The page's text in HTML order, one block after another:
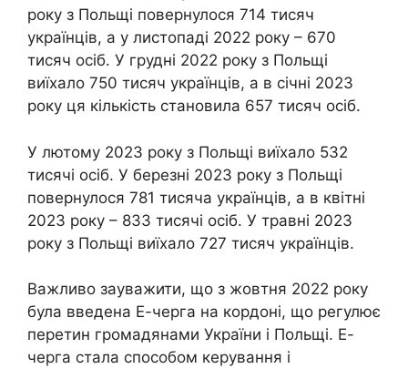
року з Польщі повернулося 714 тисяч
українців, а у листопаді 2022 року – 670
тисяч осіб. У грудні 2022 року з Польщі
виїхало 750 тисяч українців, а в січні 2023
року ця кількість становила 657 тисяч осіб.
У лютому 2023 року з Польщі виїхало 532
тисячі осіб. У березні 2023 року з Польщі
повернулося 781 тисяча українців, а в квітні
2023 року – 833 тисячі осіб. У травні 2023
року з Польщі виїхало 727 тисяч українців.
Важливо зауважити, що з жовтня 2022 року
була введена Е-черга на кордоні, що регулює
перетин громадянами України і Польщі. Е-
черга стала способом керування і